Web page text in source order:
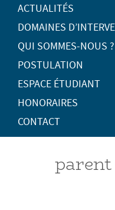
ACTUALITÉS
DOMAINES
QUI SOMMES-NOUS ?
POSTULATION
ESPACE ÉTUDIANT
HONORAIRES
CONTACT